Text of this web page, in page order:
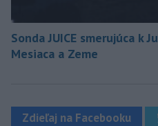
Sonda JUICE smerujúca k
Mesiaca a Zeme
Zdieľaj na Facebooku